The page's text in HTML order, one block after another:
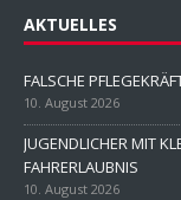
AKTUELLES
FALSCHE
10. August 2026
JUGENDLICHER MIT
FAHRERLAUBNIS
10. August 2026